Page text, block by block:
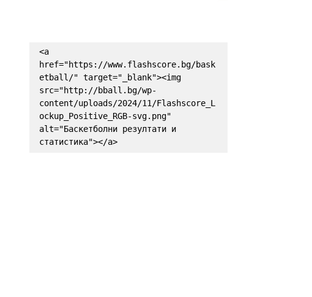
<a
href="https://www.flashscore.bg/bask
etball/" target="_blank"><img
src="http://bball.bg/wp-
content/uploads/2024/11/Flashscore_L
ockup_Positive_RGB-svg.png"
alt="Баскетболни резултати и
статистика"></a>